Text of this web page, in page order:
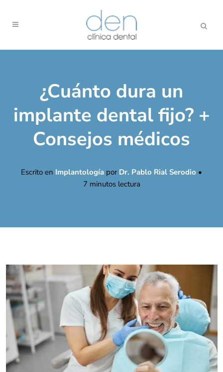
¿Cuánto dura un
implante dental fijo? +
Consejos médicos
Escrito en Implantología por Dr. Pablo Rial Serodio •
7 minutos lectura